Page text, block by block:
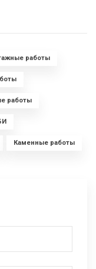
работы
работы
Каменные работы